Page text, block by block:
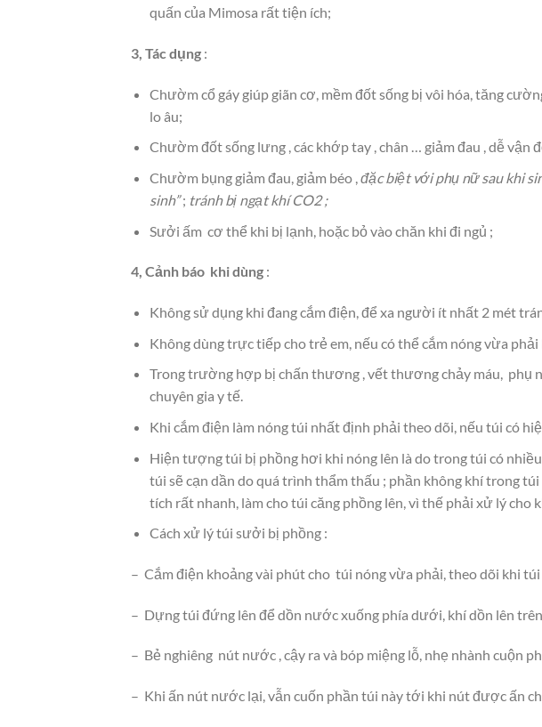
quấn của Mimosa rất tiện ích;
3, Tác dụng :
Chườm cổ gáy giúp giãn cơ, mềm đốt sống bị vôi hóa, tăng
lo âu;
Chườm đốt sống lưng , các khớp tay , chân … giảm đau , dễ
Chườm bụng giảm đau, giảm béo ,đặc biệt với phụ nữ sau khi
sinh”; tránh bị ngạt khí CO2 ;
Sưởi ấm cơ thể khi bị lạnh, hoặc bỏ vào chăn khi đi ngủ ;
4, Cảnh báo khi dùng :
Không sử dụng khi đang cắm điện, để xa người ít nhất 2 mét
Không dùng trực tiếp cho trẻ em, nếu có thể cắm nóng vừa
Trong trường hợp bị chấn thương , vết thương chảy máu, phụ
chuyên gia y tế.
Khi cắm điện làm nóng túi nhất định phải theo dõi, nếu túi có
Hiện tượng túi bị phồng hơi khi nóng lên là do trong túi có
túi sẽ cạn dần do quá trình thẩm thấu ; phần không khí trong
tích rất nhanh, làm cho túi căng phồng lên, vì thế phải xử lý cho
Cách xử lý túi sưởi bị phồng :
– Cắm điện khoảng vài phút cho túi nóng vừa phải, theo dõi khi
– Dựng túi đứng lên để dồn nước xuống phía dưới, khí dồn lên
– Bẻ nghiêng nút nước , cậy ra và bóp miệng lỗ, nhẹ nhành cuộn
– Khi ấn nút nước lại, vẫn cuốn phần túi này tới khi nút được ấn